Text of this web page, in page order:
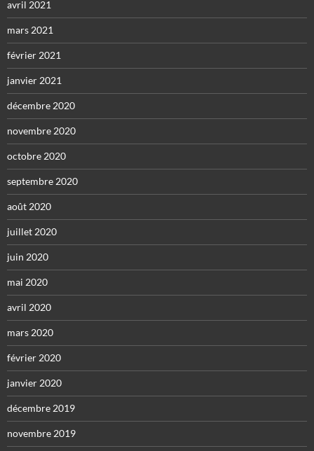
avril 2021
mars 2021
février 2021
janvier 2021
décembre 2020
novembre 2020
octobre 2020
septembre 2020
août 2020
juillet 2020
juin 2020
mai 2020
avril 2020
mars 2020
février 2020
janvier 2020
décembre 2019
novembre 2019